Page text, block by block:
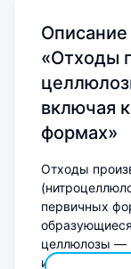
Описание
«Отходы
включая
формах»
Отходы
первичных
целлюлозы —